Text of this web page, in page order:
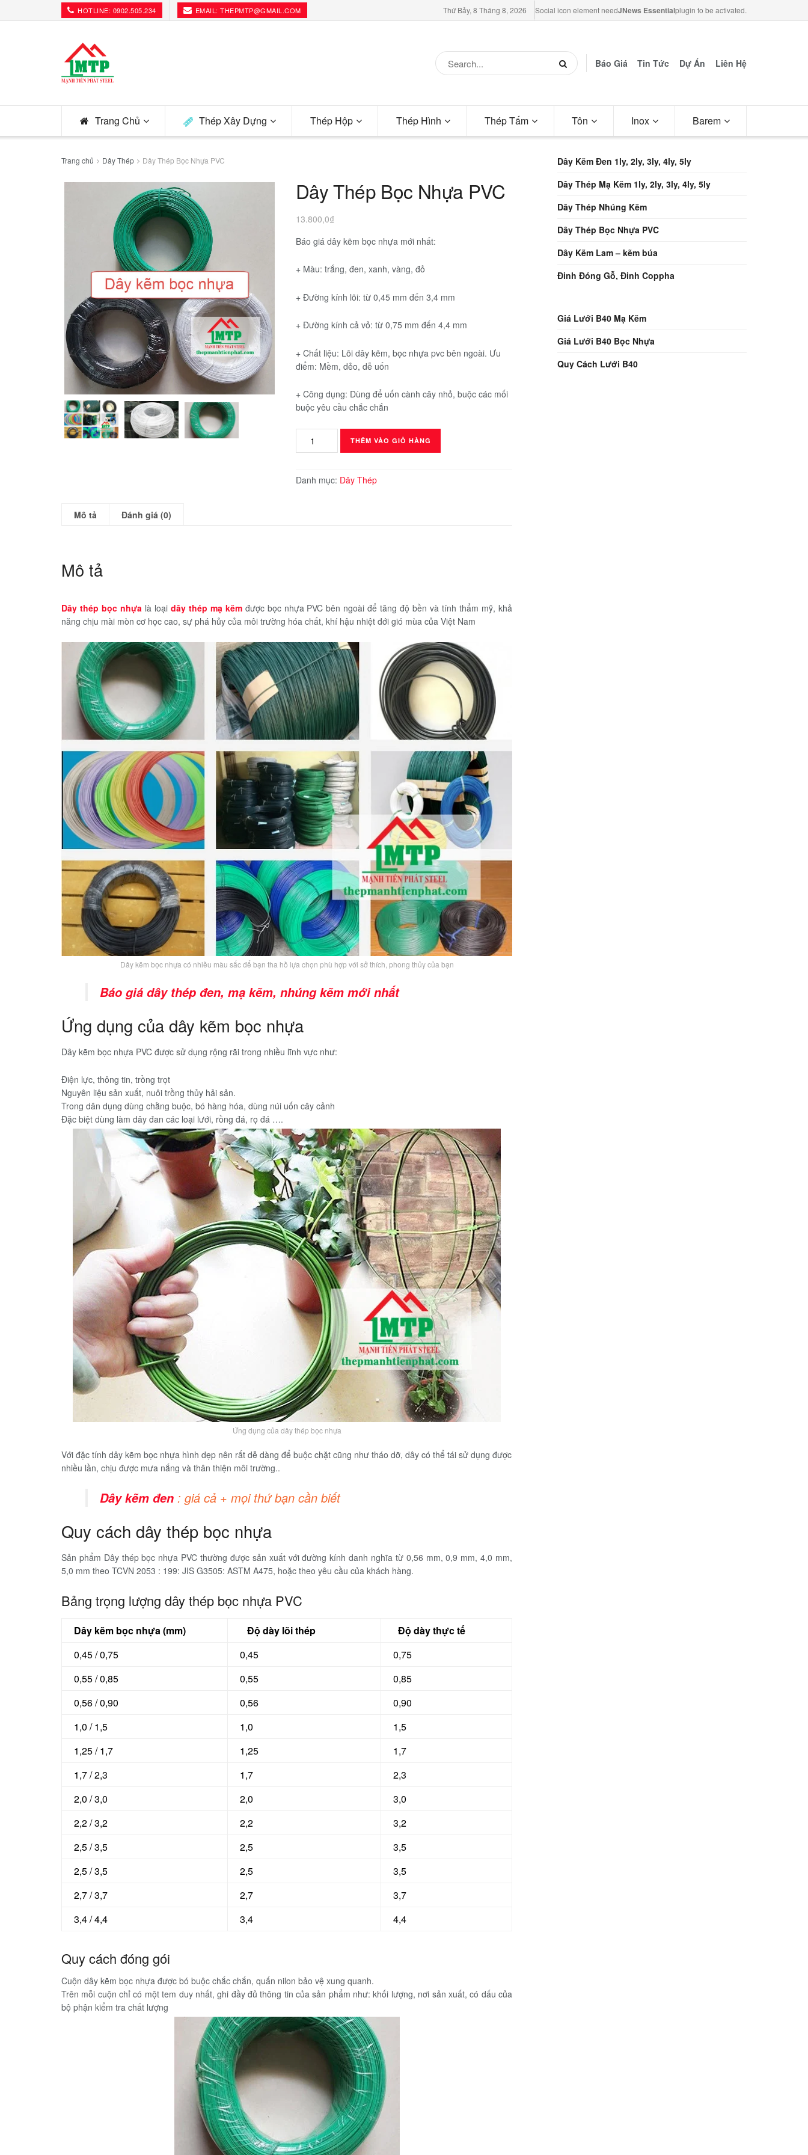
HOTLINE: 0902.505.234 EMAIL: THEPMTP@GMAIL.COM Thứ Bảy, 8 Tháng 8, 2026 Social icon element needJNews Essentialplugin to be activated.
Báo Giá Tin Tức Dự Án Liên Hệ
Trang Chủ Thép Xây Dựng Thép Hộp Thép Hình Thép Tấm Tôn Inox Barem
Trang chủ Dây Thép Dây Thép Bọc Nhựa PVC
Dây Thép Bọc Nhựa PVC
13.800,0₫
Báo giá dây kẽm bọc nhựa mới nhất:
+ Màu: trắng, đen, xanh, vàng, đỏ
+ Đường kính lõi: từ 0,45 mm đến 3,4 mm
+ Đường kính cả vỏ: từ 0,75 mm đến 4,4 mm
+ Chất liệu: Lõi dây kẽm, bọc nhựa pvc bên ngoài. Ưu
điểm: Mềm, dẻo, dễ uốn
+ Công dụng: Dùng để uốn cành cây nhỏ, buộc các mối
buộc yêu cầu chắc chắn
Thép
Nhựa
THÊM VÀO GIỎ HÀNG
Danh mục: Dây Thép
Mô tả Đánh giá (0)
Mô tả
Dây thép bọc nhựa là loại dây thép mạ kẽmđược bọc nhựa PVC bên ngoài để tăng độ bền và tính thẩm mỹ, khả
năng chịu mài mòn cơ học cao, sự phá hủy của môi trường hóa chất, khí hậu nhiệt đới gió mùa của Việt Nam
Dây kẽm bọc nhựa có nhiều màu sắc để bạn tha hồ lựa chọn phù hợp với sở thích, phong thủy của bạn
Báo giá dây thép đen, mạ kẽm, nhúng kẽm mới nhất
Ứng dụng của dây kẽm bọc nhựa
Dây kẽm bọc nhựa PVC được sử dụng rộng rãi trong nhiều lĩnh vực như:
Điện lực, thông tin, trồng trọt
Nguyên liệu sản xuất, nuôi trồng thủy hải sản.
Trong dân dụng dùng chằng buộc, bó hàng hóa, dùng núi uốn cây cảnh
Đặc biệt dùng làm dây đan các loại lưới, rồng đá, rọ đá ….
Ứng dụng của dây thép bọc nhựa
Với đặc tính dây kẽm bọc nhựa hình dẹp nên rất dễ dàng để buộc chặt cũng như tháo dỡ, dây có thể tái sử dụng được
nhiều lần, chịu được mưa nắng và thân thiện môi trường..
Dây kẽm đen : giá cả + mọi thứ bạn cần biết
Quy cách dây thép bọc nhựa
Sản phẩm Dây thép bọc nhựa PVC thường được sản xuất với đường kính danh nghĩa từ 0,56 mm, 0,9 mm, 4,0 mm,
5,0 mm theo TCVN 2053 : 199: JIS G3505: ASTM A475, hoặc theo yêu cầu của khách hàng.
Bảng trọng lượng dây thép bọc nhựa PVC
Dây kẽm bọc nhựa (mm) Độ dày lõi thép
Độ dày thực tế
0,45 / 0,75
0,45
0,75
0,55 / 0,85
0,55
0,85
0,56 / 0,90
0,56
0,90
1,0 / 1,5
1,0
1,5
1,25 / 1,7
1,25
1,7
1,7 / 2,3
1,7
2,3
2,0 / 3,0
2,0
3,0
2,2 / 3,2
2,2
3,2
2,5 / 3,5
2,5
3,5
2,5 / 3,5
2,5
3,5
2,7 / 3,7
2,7
3,7
3,4 / 4,4
3,4 4,4
Quy cách đóng gói
Cuộn dây kẽm bọc nhựa được bó buộc chắc chắn, quấn nilon bảo vệ xung quanh.
Trên mỗi cuộn chỉ có một tem duy nhất, ghi đầy đủ thông tin của sản phẩm như: khối lượng, nơi sản xuất, có dấu của
bộ phận kiểm tra chất lượng
Dây Kẽm Đen 1ly, 2ly, 3ly, 4ly, 5ly
Dây Thép Mạ Kẽm 1ly, 2ly, 3ly, 4ly, 5ly
Dây Thép Nhúng Kẽm
Dây Thép Bọc Nhựa PVC
Dây Kẽm Lam – kẽm búa
Đinh Đóng Gỗ, Đinh Coppha
Giá Lưới B40 Mạ Kẽm
Giá Lưới B40 Bọc Nhựa
Quy Cách Lưới B40